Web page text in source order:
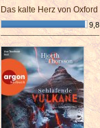
Das kalte Herz von Oxford
9,8
¯¯¯¯¯¯¯¯¯¯¯¯¯¯¯¯¯¯¯¯¯¯¯¯